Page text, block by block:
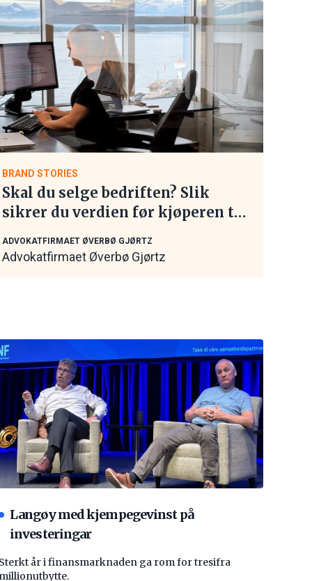
BRAND STORIES
Skal du selge bedriften? Slik
sikrer du verdien før kjøperen tar
ADVOKATFIRMAET ØVERBØ GJØRTZ
Advokatfirmaet Øverbø Gjørtz
Langøy med kjempegevinst på
investeringar
Sterkt år i finansmarknaden ga rom for tresifra
millionutbytte.